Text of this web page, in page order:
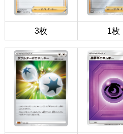
3枚 1枚